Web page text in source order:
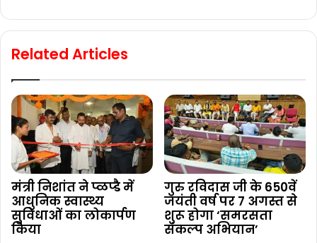
Related Articles
मंत्री निशांत ने प्ळप्डै में
आधुनिक स्वास्थ्य
सुविधाओं का लोकार्पण
किया
गुरु रविदास जी के 650वें
जयंती वर्ष पर 7 अगस्त से
शुरू होगा ‘समरसता
संकल्प अभियान’